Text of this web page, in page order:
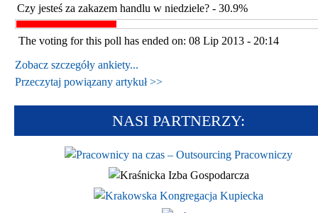
Czy jesteś za zakazem handlu w niedziele? - 30.9%
The voting for this poll has ended on: 08 Lip 2013 - 20:14
Zobacz szczegóły ankiety...
Przeczytaj powiązany artykuł >>
NASI PARTNERZY: